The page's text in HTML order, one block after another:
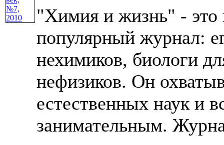
"Химия и жизнь" -
популярный журнал:
нехимиков, биологи
нефизиков. Он
естественных наук и
занимательным.